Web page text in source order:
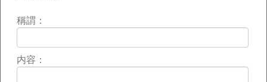
稱謂：
内容：